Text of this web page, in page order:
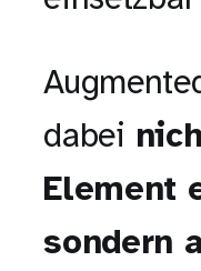
dabei
Element
sondern